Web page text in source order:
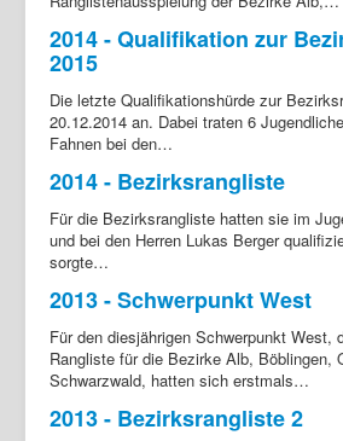
2014 - Qualifikation zur
2015
Die letzte Qualifikationshürde zur
20.12.2014 an. Dabei traten 6
Fahnen bei den…
2014 - Bezirksrangliste
Für die Bezirksrangliste hatten sie im
und bei den Herren Lukas Berger
sorgte…
2013 - Schwerpunkt West
Für den diesjährigen Schwerpunkt West,
Rangliste für die Bezirke Alb, Böblingen,
Schwarzwald, hatten sich erstmals…
2013 - Bezirksrangliste 2